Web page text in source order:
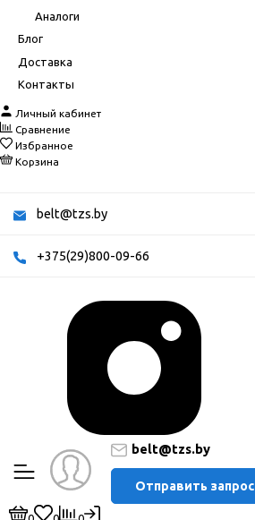
Аналоги
Блог
Доставка
Контакты
Личный кабинет
Сравнение
Избранное
Корзина
belt@tzs.by
+375(29)800-09-66
belt@tzs.by
Отправить запрос